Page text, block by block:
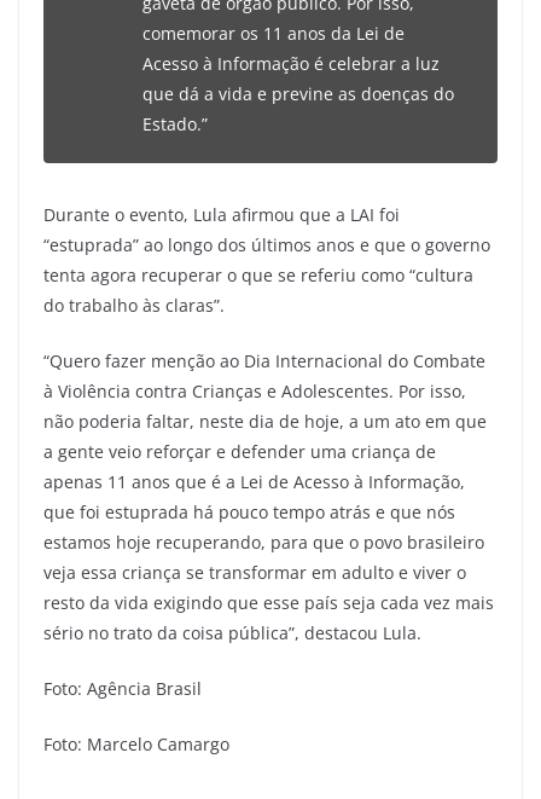
comemorar os 11 anos da Lei de
Acesso à Informação é celebrar a luz
que dá a vida e previne as doenças do
Estado.”
Durante o evento, Lula afirmou que a LAI foi
“estuprada” ao longo dos últimos anos e que o governo
tenta agora recuperar o que se referiu como “cultura
do trabalho às claras”.
“Quero fazer menção ao Dia Internacional do Combate
à Violência contra Crianças e Adolescentes. Por isso,
não poderia faltar, neste dia de hoje, a um ato em que
a gente veio reforçar e defender uma criança de
apenas 11 anos que é a Lei de Acesso à Informação,
que foi estuprada há pouco tempo atrás e que nós
estamos hoje recuperando, para que o povo brasileiro
veja essa criança se transformar em adulto e viver o
resto da vida exigindo que esse país seja cada vez mais
sério no trato da coisa pública”, destacou Lula.
Foto: Agência Brasil
Foto: Marcelo Camargo